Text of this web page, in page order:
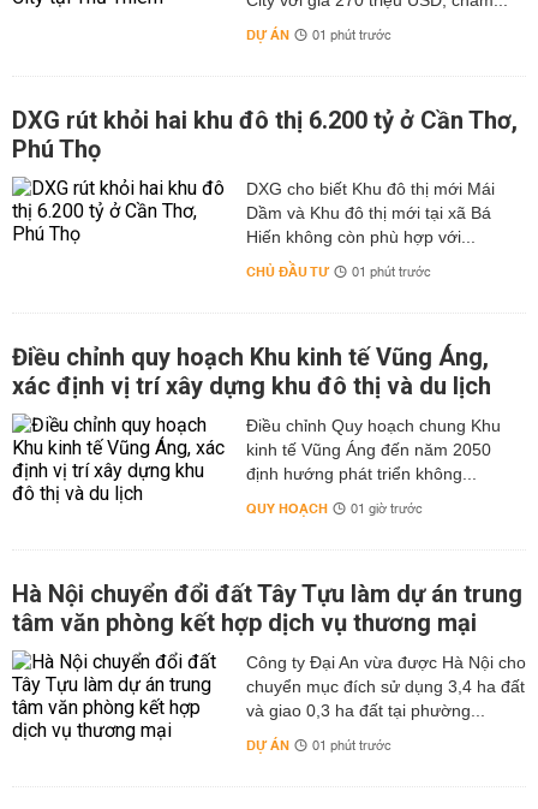
DỰ ÁN 01 phút trước
DXG rút khỏi hai khu đô thị 6.200 tỷ ở Cần Thơ,
Phú Thọ
DXG cho biết Khu đô thị mới Mái
Dầm và Khu đô thị mới tại xã Bá
Hiến không còn phù hợp với...
CHỦ ĐẦU TƯ 01 phút trước
Điều chỉnh quy hoạch Khu kinh tế Vũng Áng,
xác định vị trí xây dựng khu đô thị và du lịch
Điều chỉnh Quy hoạch chung Khu
kinh tế Vũng Áng đến năm 2050
định hướng phát triển không...
QUY HOẠCH 01 giờ trước
Hà Nội chuyển đổi đất Tây Tựu làm dự án trung
tâm văn phòng kết hợp dịch vụ thương mại
Công ty Đại An vừa được Hà Nội cho
chuyển mục đích sử dụng 3,4 ha đất
và giao 0,3 ha đất tại phường...
DỰ ÁN 01 phút trước